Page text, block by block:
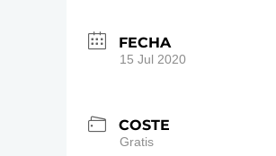
FECHA
15 Jul 2020
COSTE
Gratis